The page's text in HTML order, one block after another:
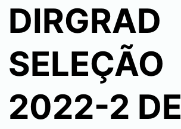
DIRGRAD
SELEÇÃO
2022-2 DE